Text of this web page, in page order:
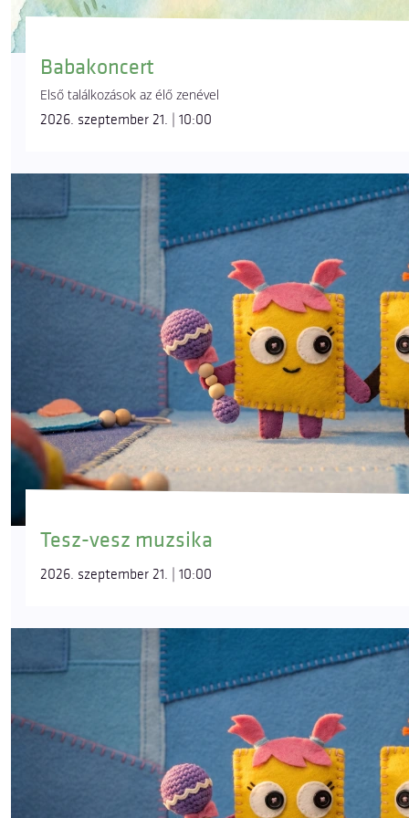
Babakoncert
Első találkozások az élő zenével
2026. szeptember 21. | 10:00
Tesz-vesz muzsika
2026. szeptember 21. | 10:00